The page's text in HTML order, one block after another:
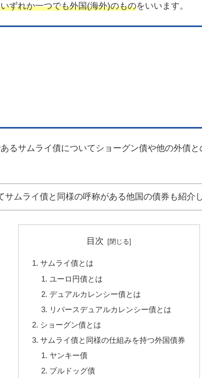
いずれか一つでも外国(海外)のものをいいます。
るサムライ債についてショーグン債や他の外債
サムライ債と同様の呼称がある他国の債券も紹介
目次
サムライ債とは
ユーロ円債とは
デュアルカレンシー債とは
リバースデュアルカレンシー債とは
ショーグン債とは
サムライ債と同様の仕組みを持つ外国債券
ヤンキー債
ブルドッグ債